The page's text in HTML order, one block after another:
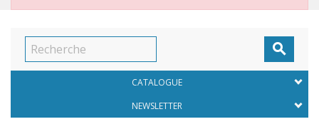

CATALOGUE
NEWSLETTER